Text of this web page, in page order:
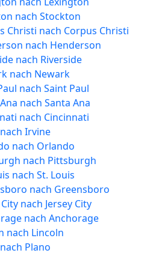
nach Stockton
Christi nach Corpus Christi
nach Henderson
nach Riverside
nach Newark
nach Saint Paul
nach Santa Ana
nach Cincinnati
Irvine
nach Orlando
nach Pittsburgh
nach St. Louis
nach Greensboro
nach Jersey City
nach Anchorage
nach Lincoln
Plano